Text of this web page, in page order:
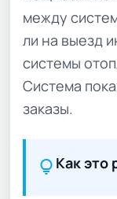
между
ли на выезд
системы
Система
заказы.
lightbulb Как это